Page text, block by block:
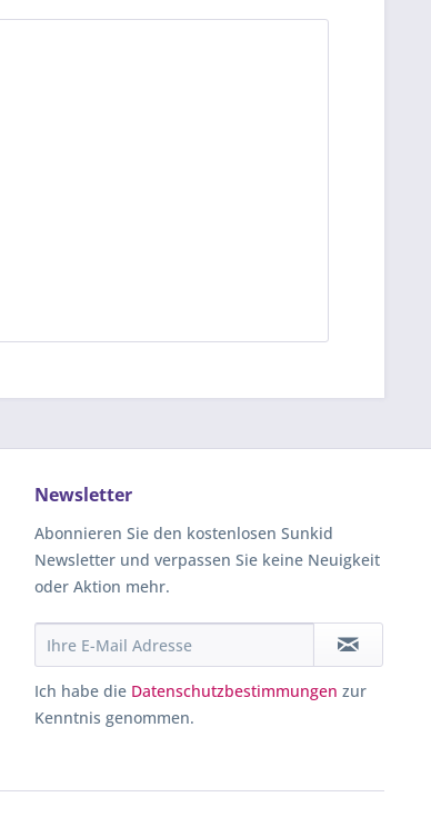
Newsletter
Abonnieren Sie den kostenlosen Sunkid
Newsletter und verpassen Sie keine Neuigkeit
oder Aktion mehr.
Ich habe die Datenschutzbestimmungen zur
Kenntnis genommen.